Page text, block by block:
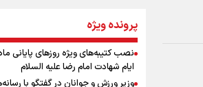
جمله‌ای که بغض
اینفو برنا / جدول کامل فاصله
شلمچه تا شهرهای زیارتی عراق
پرونده ویژه
نصب کتیبه‌های ویژه روزهای پایانی
ایام شهادت امام رضا علیه السلام
وزیر ورزش و جوانان در گفتگو با